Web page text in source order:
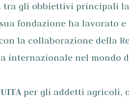
tra gli obbiettivi principali la
fondazione ha lavorato
la collaborazione della
internazionale nel mondo
per gli addetti agricoli,